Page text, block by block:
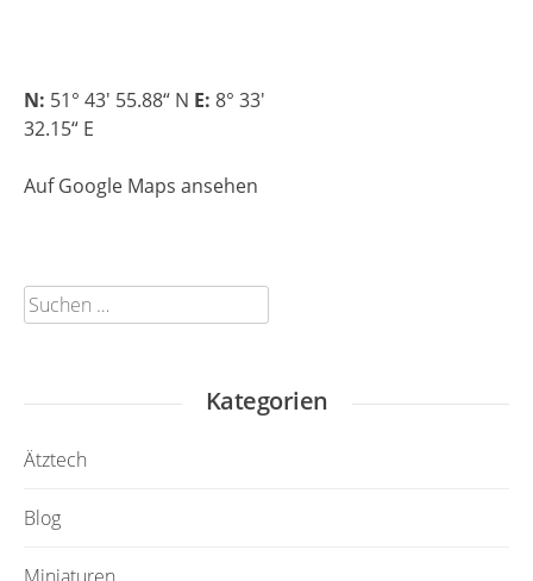
N: 51° 43′ 55.88“ N E: 8° 33′
32.15“ E
Auf Google Maps ansehen
Suchen
nach:
Kategorien
Ätztech
Blog